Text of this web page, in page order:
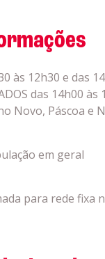
às 12h30 e das
das 14h00 às
Novo, Páscoa e
em geral
para rede fixa